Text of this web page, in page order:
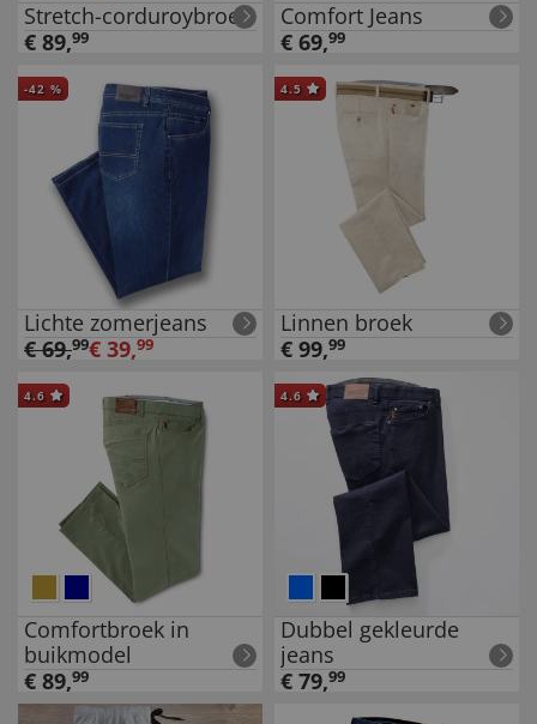
Stretch-corduroybroek
€ 89,99
Comfort Jeans
€ 69,99
-42 %
Lichte zomerjeans
€69,99€ 39,99
4.5
Linnen broek
€ 99,99
4.6
Comfortbroek in
buikmodel
€ 89,99
4.6
Dubbel gekleurde
jeans
€ 79,99